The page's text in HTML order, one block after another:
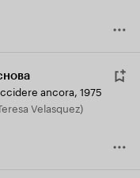
ancora, 1975
Velasquez)